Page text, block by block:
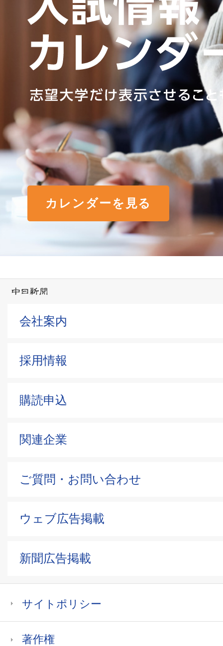
カレンダーを見る
会社案内
採用情報
購読申込
関連企業
ご質問・お問い合わせ
ウェブ広告掲載
新聞広告掲載
サイトポリシー
著作権